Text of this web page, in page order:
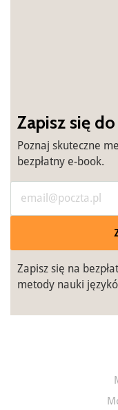
Zapisz się
Poznaj skuteczne
bezpłatny e-book.
Zapisz się na
metody nauki